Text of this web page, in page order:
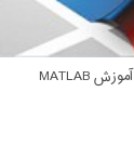
آموزش MATLAB